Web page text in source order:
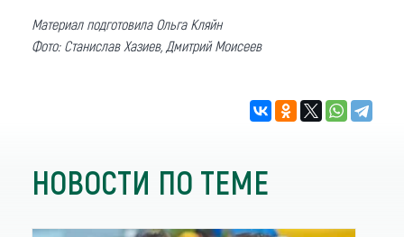
Материал подготовила Ольга Кляйн
Фото: Станислав Хазиев, Дмитрий Моисеев
НОВОСТИ ПО ТЕМЕ